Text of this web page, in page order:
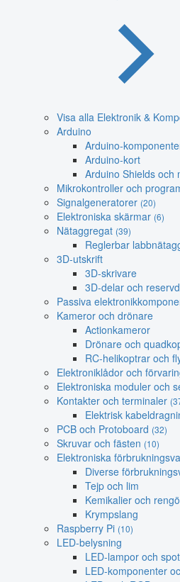
Visa alla Elektronik &
Arduino
Arduino-
Arduino-kort
Arduino Shields och
Mikrokontroller och
Signalgeneratorer (20)
Elektroniska skärmar (6)
Nätaggregat (39)
Reglerbar
3D-utskrift
3D-skrivare
3D-delar och
Passiva
Kameror och drönare
Actionkameror
Drönare och
RC-helikoptrar och
Elektroniklådor och
Elektroniska moduler och
Kontakter och terminaler
Elektrisk
PCB och Protoboard (32)
Skruvar och fästen (10)
Elektroniska
Diverse
Tejp och lim
Kemikalier och
Krympslang
Raspberry Pi (10)
LED-belysning
LED-lampor och
LED-komponenter